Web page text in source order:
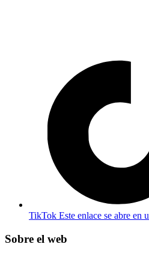
TikTok Este enlace se abre en
Sobre el web